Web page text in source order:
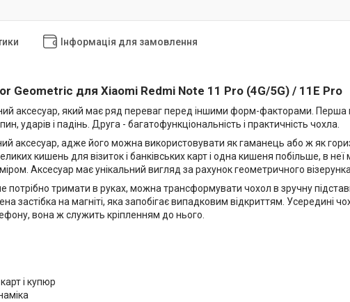
Інформація для замовлення
Geometric для Xiaomi Redmi Note 11 Pro (4G/5G) / 11E Pro
аксесуар, який має ряд переваг перед іншими форм-факторами. Перша
ударів і падінь. Друга - багатофункціональність і практичність чохла.
аксесуар, адже його можна використовувати як гаманець або ж як
кишень для візиток і банківських карт і одна кишеня побільше, в
Аксесуар має унікальний вигляд за рахунок геометричного візерунка.
потрібно тримати в руках, можна трансформувати чохол в зручну
застібка на магніті, яка запобігає випадковим відкриттям. Усередині
вона ж служить кріпленням до нього.
і купюр